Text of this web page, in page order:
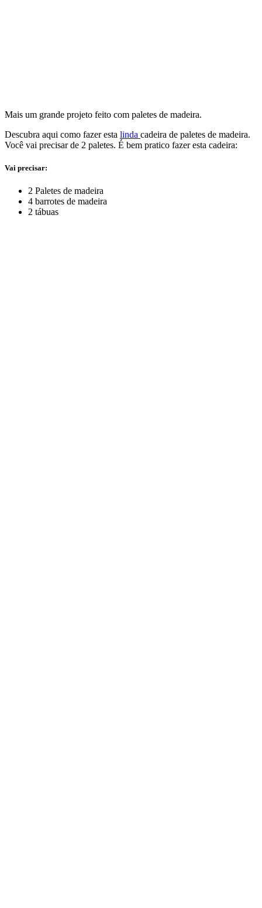
Mais um grande projeto feito com paletes de madeira.
Descubra aqui como fazer esta linda cadeira de paletes de madeira.
Você vai precisar de 2 paletes. É bem pratico fazer esta cadeira:
Vai precisar:
2 Paletes de madeira
4 barrotes de madeira
2 tábuas